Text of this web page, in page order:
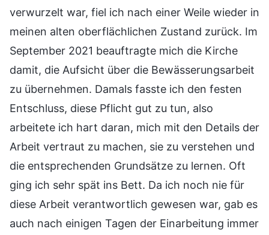
verwurzelt war, fiel ich nach einer Weile wieder in
meinen alten oberflächlichen Zustand zurück. Im
September 2021 beauftragte mich die Kirche
damit, die Aufsicht über die Bewässerungsarbeit
zu übernehmen. Damals fasste ich den festen
Entschluss, diese Pflicht gut zu tun, also
arbeitete ich hart daran, mich mit den Details der
Arbeit vertraut zu machen, sie zu verstehen und
die entsprechenden Grundsätze zu lernen. Oft
ging ich sehr spät ins Bett. Da ich noch nie für
diese Arbeit verantwortlich gewesen war, gab es
auch nach einigen Tagen der Einarbeitung immer